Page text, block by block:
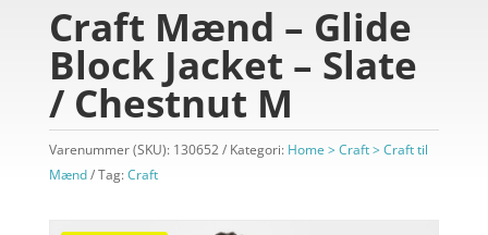
Craft Mænd – Glide
Block Jacket – Slate
/ Chestnut M
Varenummer (SKU): 130652 Kategori: Home > Craft > Craft til
Mænd
Tag:Craft